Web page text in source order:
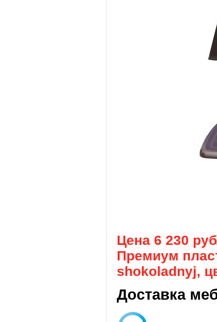
Цена 6 230
Премиум
shokoladnyj,
Доставка